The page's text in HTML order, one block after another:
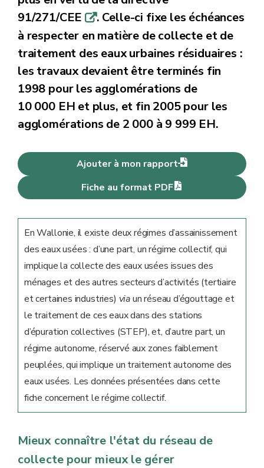
91/271/CEEq. Celle-ci fixe les échéances
à respecter en matière de collecte et de
traitement des eaux urbaines résiduaires :
les travaux devaient être terminés fin
1998 pour les agglomérations de
10 000 EH et plus, et fin 2005 pour les
agglomérations de 2 000 à 9 999 EH.
Ajouter à mon rapport
Fiche au format PDF
En Wallonie, il existe deux régimes d’assainissement
des eaux usées : d’une part, un régime collectif, qui
implique la collecte des eaux usées issues des
ménages et des autres secteurs d’activités (tertiaire
et certaines industries) viaun réseau d’égouttage et
le traitement de ces eaux dans des stations
d’épuration collectives (STEP), et, d’autre part, un
régime autonome, réservé aux zones faiblement
peuplées, qui implique un traitement autonome des
eaux usées. Les données présentées dans cette
fiche concernent le régime collectif.
Mieux connaître l'état du réseau de
collecte pour mieux le gérer